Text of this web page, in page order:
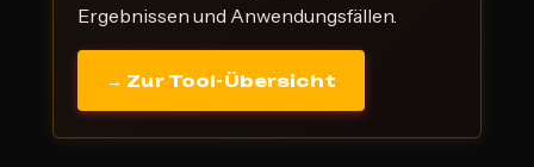
Ergebnissen und Anwendungsfällen.
→ Zur Tool-Übersicht